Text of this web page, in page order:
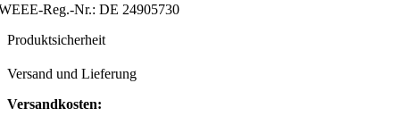
Reg.-Nr.: DE 24905730
Produktsicherheit
Versand und Lieferung
Versandkosten: